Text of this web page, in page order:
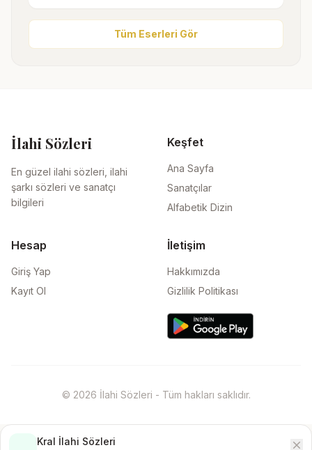
Tüm Eserleri Gör
İlahi Sözleri
En güzel ilahi sözleri, ilahi
şarkı sözleri ve sanatçı
bilgileri
Keşfet
Ana Sayfa
Sanatçılar
Alfabetik Dizin
Hesap
Giriş Yap
Kayıt Ol
İletişim
Hakkımızda
Gizlilik Politikası
© 2026 İlahi Sözleri - Tüm hakları saklıdır.
Kral İlahi Sözleri close